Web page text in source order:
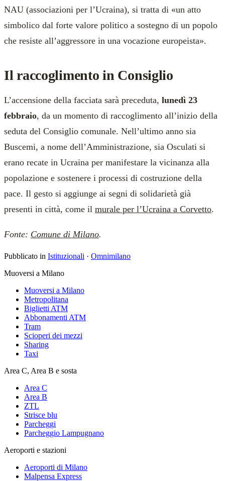
NAU (associazioni per l’Ucraina), si tratta di «un atto
simbolico dal forte valore politico a sostegno di un popolo
che resiste all’aggressore in una vocazione europeista».
Il raccoglimento in Consiglio
L’accensione della facciata sarà preceduta, lunedì 23
febbraio, da un momento di raccoglimento all’inizio della
seduta del Consiglio comunale. Nell’ultimo anno sia
Buscemi, a nome dell’Amministrazione, sia Osculati si
erano recate in Ucraina per manifestare la vicinanza alla
popolazione e sostenere i processi di costruzione della
pace. Il gesto si aggiunge ai segni di solidarietà già
presenti in città, come il murale per l’Ucraina a Corvetto.
Fonte: Comune di Milano.
Pubblicato in Istituzionali · Omnimilano
Muoversi a Milano
Muoversi a Milano
Metropolitana
Biglietti ATM
Abbonamenti ATM
Tram
Scioperi dei mezzi
Sharing
Taxi
Area C, Area B e sosta
Area C
Area B
ZTL
Strisce blu
Parcheggi
Parcheggio Lampugnano
Aeroporti e stazioni
Aeroporti di Milano
Malpensa Express